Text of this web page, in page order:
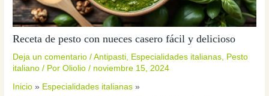
Receta de pesto con nueces casero fácil y delicioso
Deja un comentario /Antipasti, Especialidades italianas, Pesto
italiano / PorOliolio/ noviembre 15, 2024
Inicio
Especialidades italianas